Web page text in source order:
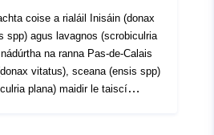
coise a rialáil Inisáin (donax
spp) agus lavagnos (scrobiculria
na ranna Pas-de-Calais
vitatus), sceana (ensis spp)
maidir le taiscí